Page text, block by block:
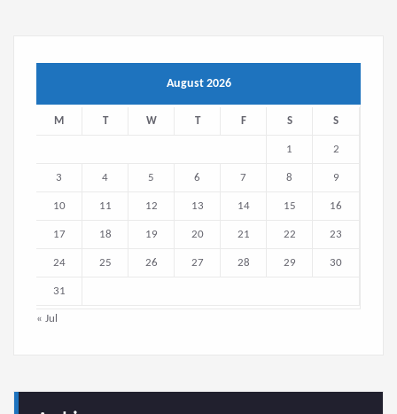
August 2026
M T W T F S S
1 2
3 4 5 6 7 8 9
10 11 12 13 14 15 16
17 18 19 20 21 22 23
24 25 26 27 28 29 30
31
« Jul